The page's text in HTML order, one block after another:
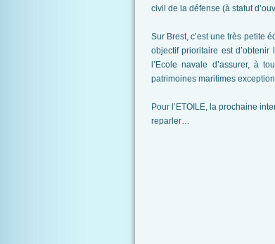
civil de la défense (à statut
Sur Brest, c’est une très petite
objectif prioritaire est
l’Ecole navale d’assurer, à
patrimoines maritimes
Pour l’ETOILE, la prochaine
reparler…